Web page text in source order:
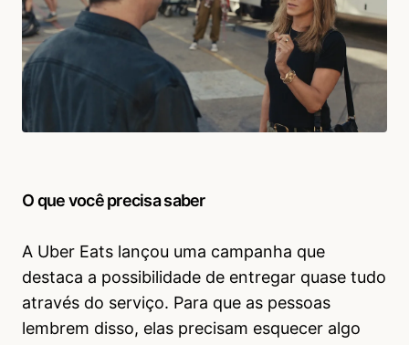
O que você precisa saber
A Uber Eats lançou uma campanha que
destaca a possibilidade de entregar quase tudo
através do serviço. Para que as pessoas
lembrem disso, elas precisam esquecer algo